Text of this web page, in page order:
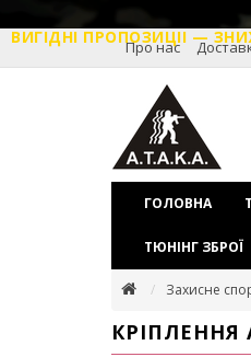
ВИГІДНІ ПРОПОЗИЦІІ —
Про нас
ГОЛОВНА
ТЮНІНГ ЗБРОЇ
Захисне
КРІПЛЕННЯ